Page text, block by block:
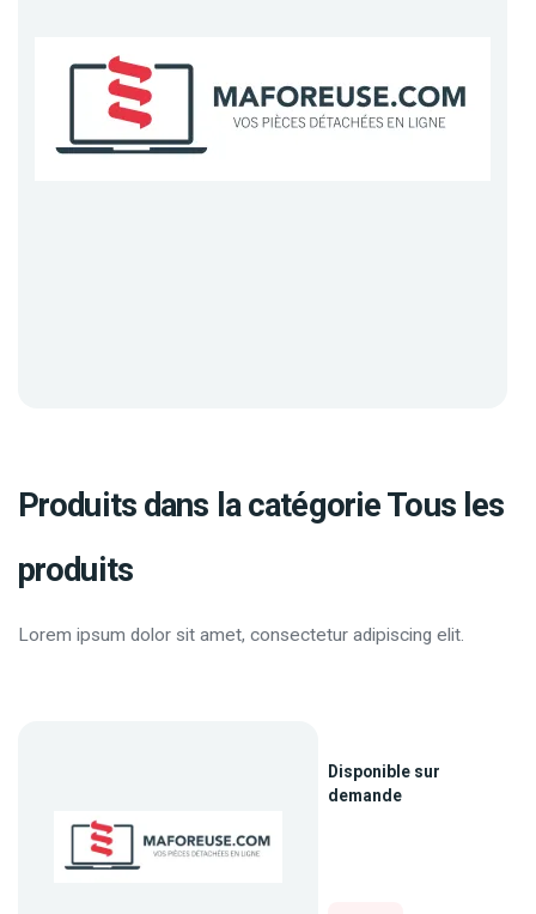
Produits dans la catégorie Tous les
produits
Lorem ipsum dolor sit amet, consectetur adipiscing elit.
Disponible sur
demande